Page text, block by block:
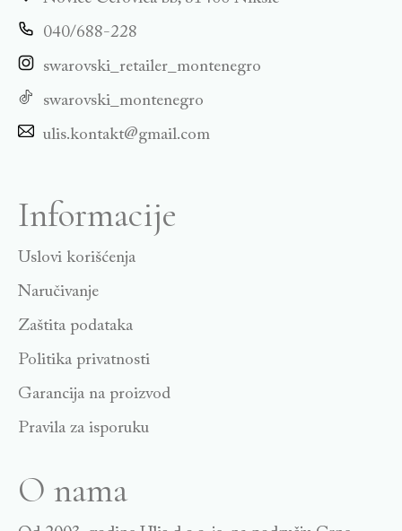
040/688-228
swarovski_retailer_montenegro
swarovski_montenegro
ulis.kontakt@gmail.com
Informacije
Uslovi korišćenja
Naručivanje
Zaštita podataka
Politika privatnosti
Garancija na proizvod
Pravila za isporuku
O nama